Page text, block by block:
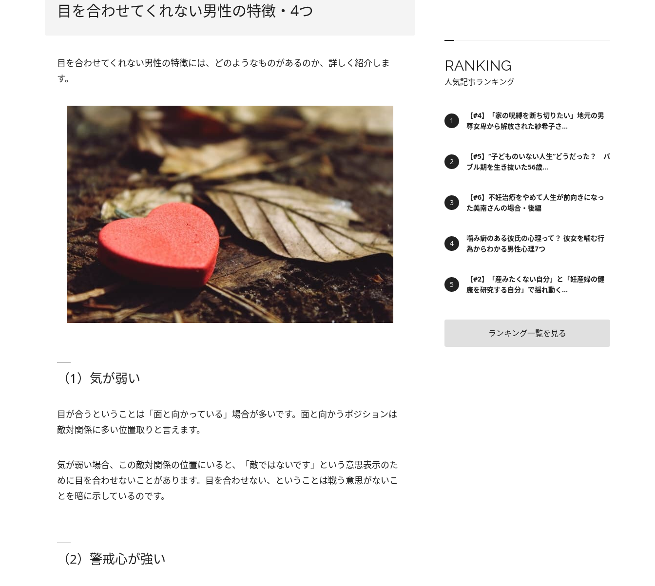
目を合わせてくれない男性の特徴・4つ
目を合わせてくれない男性の特徴には、どのようなものがあるのか、詳しく紹介しま
す。
（1）気が弱い
目が合うということは「面と向かっている」場合が多いです。面と向かうポジションは
敵対関係に多い位置取りと言えます。
気が弱い場合、この敵対関係の位置にいると、「敵ではないです」という意思表示のた
めに目を合わせないことがあります。目を合わせない、ということは戦う意思がないこ
とを暗に示しているのです。
（2）警戒心が強い
RANKING
人気記事ランキング
【#4】「家の呪縛を断ち切りたい」地元の男
尊女卑から解放された紗希子さ...
【#5】“子どものいない人生”どうだった？ バ
ブル期を生き抜いた56歳...
【#6】不妊治療をやめて人生が前向きになっ
た美南さんの場合・後編
噛み癖のある彼氏の心理って？ 彼女を噛む行
為からわかる男性心理7つ
【#2】「産みたくない自分」と「妊産婦の健
康を研究する自分」で揺れ動く...
ランキング一覧を見る